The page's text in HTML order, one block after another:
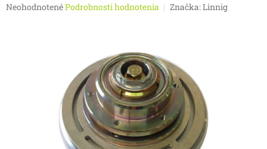
Priemerné
NeohodnotenéPodrobnosti hodnotenia Značka:Linnig